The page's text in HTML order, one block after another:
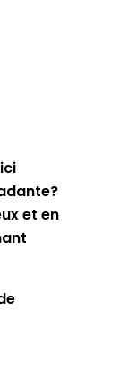
et en